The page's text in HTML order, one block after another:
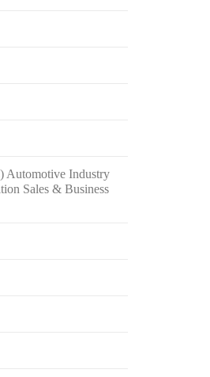
Automotive Industry
Sales & Business